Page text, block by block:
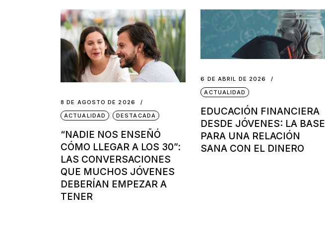
8 DE AGOSTO DE 2026
ACTUALIDAD
DESTACADA
“NADIE NOS ENSEÑÓ
CÓMO LLEGAR A LOS 30”:
LAS CONVERSACIONES
QUE MUCHOS JÓVENES
DEBERÍAN EMPEZAR A
TENER
6 DE ABRIL DE 2026
ACTUALIDAD
EDUCACIÓN FINANCIERA
DESDE JÓVENES: LA BASE
PARA UNA RELACIÓN
SANA CON EL DINERO